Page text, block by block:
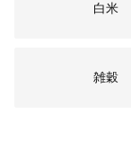
白米
雑穀